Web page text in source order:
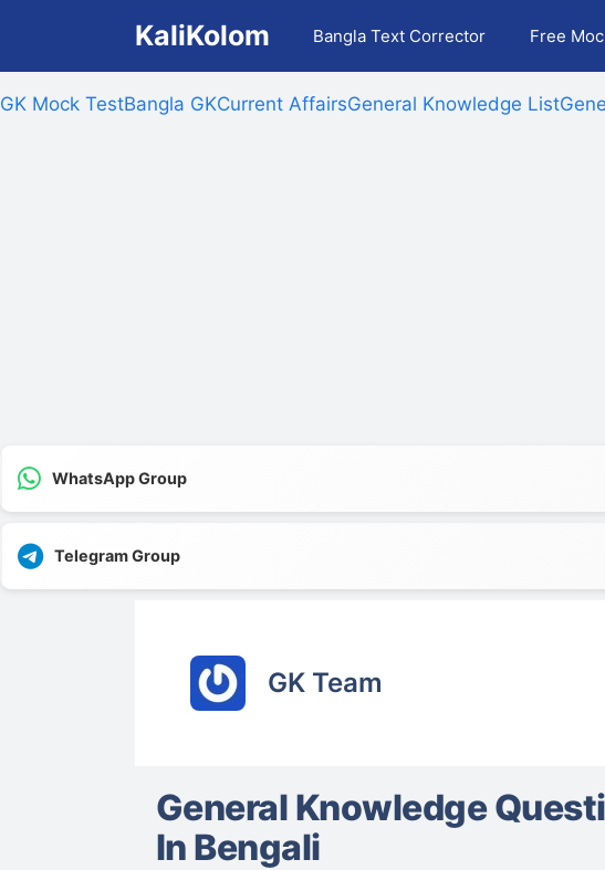
content
KaliKolom Bangla Text Corrector Free
GK Mock TestBangla GKCurrent AffairsGeneral Knowledge List
WhatsApp Group
Telegram Group
GK Team
General Knowledge
In Bengali